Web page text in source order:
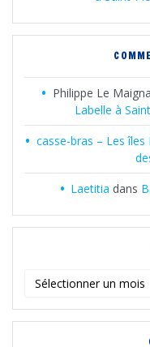
Philippe Le
Labelle à
casse-bras – Les îles
Laetitia dans